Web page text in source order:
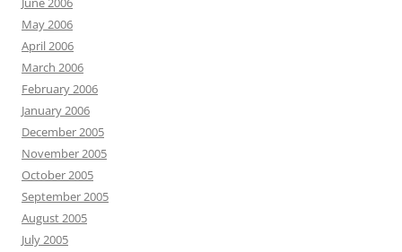
May 2006
April 2006
March 2006
February 2006
January 2006
December 2005
November 2005
October 2005
September 2005
August 2005
July 2005